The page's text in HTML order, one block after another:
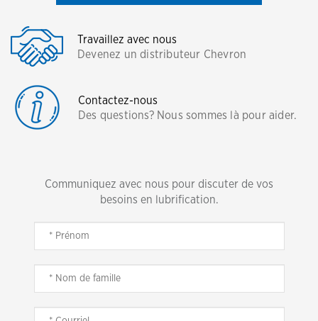
Travaillez avec nous
Devenez un distributeur Chevron
Contactez-nous
Des questions? Nous sommes là pour aider.
Communiquez avec nous pour discuter de vos
besoins en lubrification.